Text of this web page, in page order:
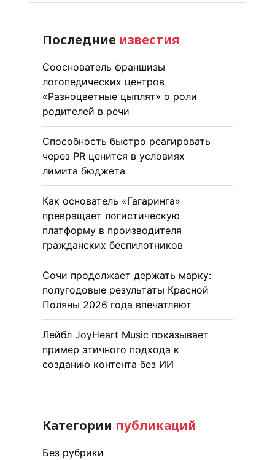
Последние известия
Сооснователь франшизы
логопедических центров
«Разноцветные цыплят» о роли
родителей в речи
Способность быстро реагировать
через PR ценится в условиях
лимита бюджета
Как основатель «Гагаринга»
превращает логистическую
платформу в производителя
гражданских беспилотников
Сочи продолжает держать марку:
полугодовые результаты Красной
Поляны 2026 года впечатляют
Лейбл JoyHeart Music показывает
пример этичного подхода к
созданию контента без ИИ
Категории публикаций
Без рубрики